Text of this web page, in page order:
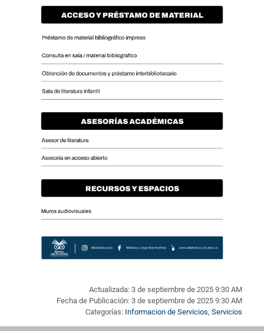
Actualizada: 3 de septiembre de 2025 9:30 AM
Fecha de Publicación: 3 de septiembre de 2025 9:30 AM
Categorías: Informacion de Servicios, Servicios